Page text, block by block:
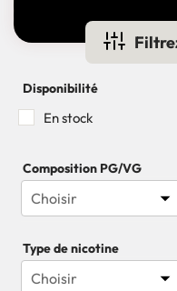
Disponibilité
En stock
Composition PG/VG
Choisir 
Type de nicotine
Choisir 